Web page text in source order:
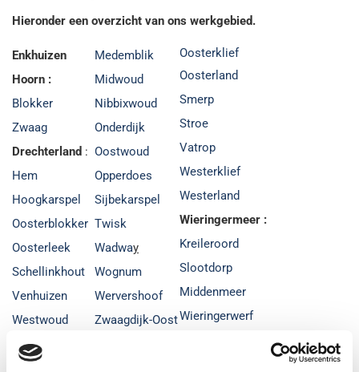
Hieronder een overzicht van ons werkgebied.
Enkhuizen
Hoorn :
Blokker
Zwaag
Drechterland :
Hem
Hoogkarspel
Oosterblokker
Oosterleek
Schellinkhout
Venhuizen
Westwoud
Wijdenes
Medemblik
Midwoud
Nibbixwoud
Onderdijk
Oostwoud
Opperdoes
Sijbekarspel
Twisk
Wadway
Wognum
Wervershoof
Zwaagdijk-Oost
Oosterklief
Oosterland
Smerp
Stroe
Vatrop
Westerklief
Westerland
Wieringermeer :
Kreileroord
Slootdorp
Middenmeer
Wieringerwerf